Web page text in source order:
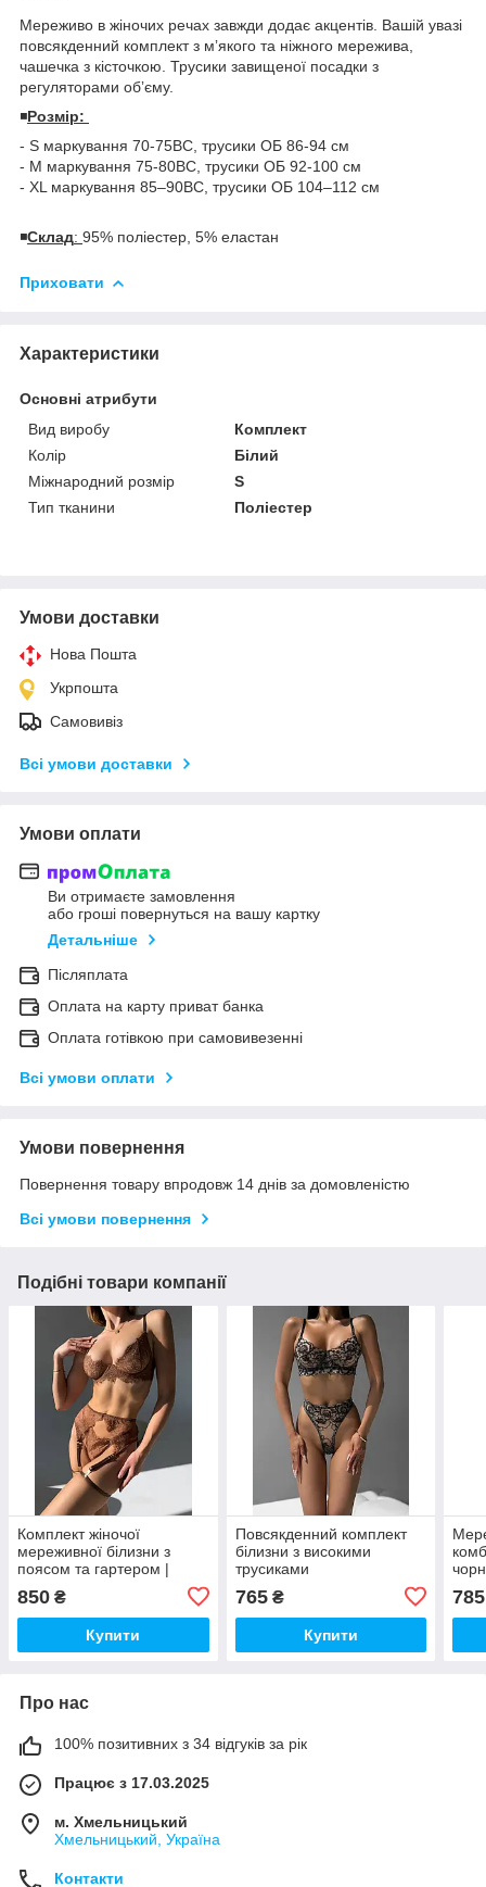
Мереживо в жіночих речах завжди додає акцентів. Вашій увазі
повсякденний комплект з мʼякого та ніжного мережива,
чашечка з кісточкою. Трусики завищеної посадки з
регуляторами обʼєму.
◾️Розмір:
- S маркування 70-75ВС, трусики ОБ 86-94 см
- M маркування 75-80ВС, трусики ОБ 92-100 см
- XL маркування 85–90BC, трусики ОБ 104–112 см
◾️Склад: 95% поліестер, 5% еластан
Приховати
Характеристики
Основні атрибути
Вид виробу
Комплект
Колір
Білий
Міжнародний розмір
S
Тип тканини
Поліестер
Умови доставки
Нова Пошта
Укрпошта
Самовивіз
Всі умови доставки
Умови оплати
Ви отримаєте замовлення
або гроші повернуться на вашу картку
Детальніше
Післяплата
Оплата на карту приват банка
Оплата готівкою при самовивезенні
Всі умови оплати
Умови повернення
Повернення товару впродовж 14 днів за домовленістю
Всі умови повернення
Подібні товари компанії
Комплект жіночої
мереживної білизни з
поясом та гартером |
шоколадного кольору
850 ₴
Купити
Повсякденний комплект
білизни з високими
трусиками
765₴
Купити
785
Про нас
100% позитивних з 34 відгуків за рік
Працює з 17.03.2025
м. Хмельницький
Хмельницький, Україна
Контакти